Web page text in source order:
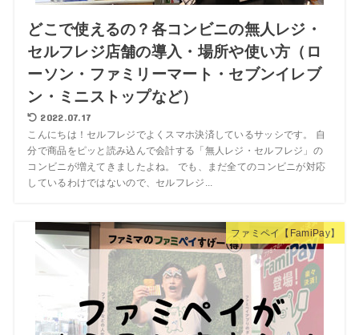
どこで使えるの？各コンビニの無人レジ・
セルフレジ店舗の導入・場所や使い方（ロ
ーソン・ファミリーマート・セブンイレブ
ン・ミニストップなど）
2022.07.17
こんにちは！セルフレジでよくスマホ決済しているサッシです。 自
分で商品をピッと読み込んで会計する「無人レジ・セルフレジ」の
コンビニが増えてきましたよね。 でも、まだ全てのコンビニが対応
しているわけではないので、セルフレジ...
ファミペイ【FamiPay】